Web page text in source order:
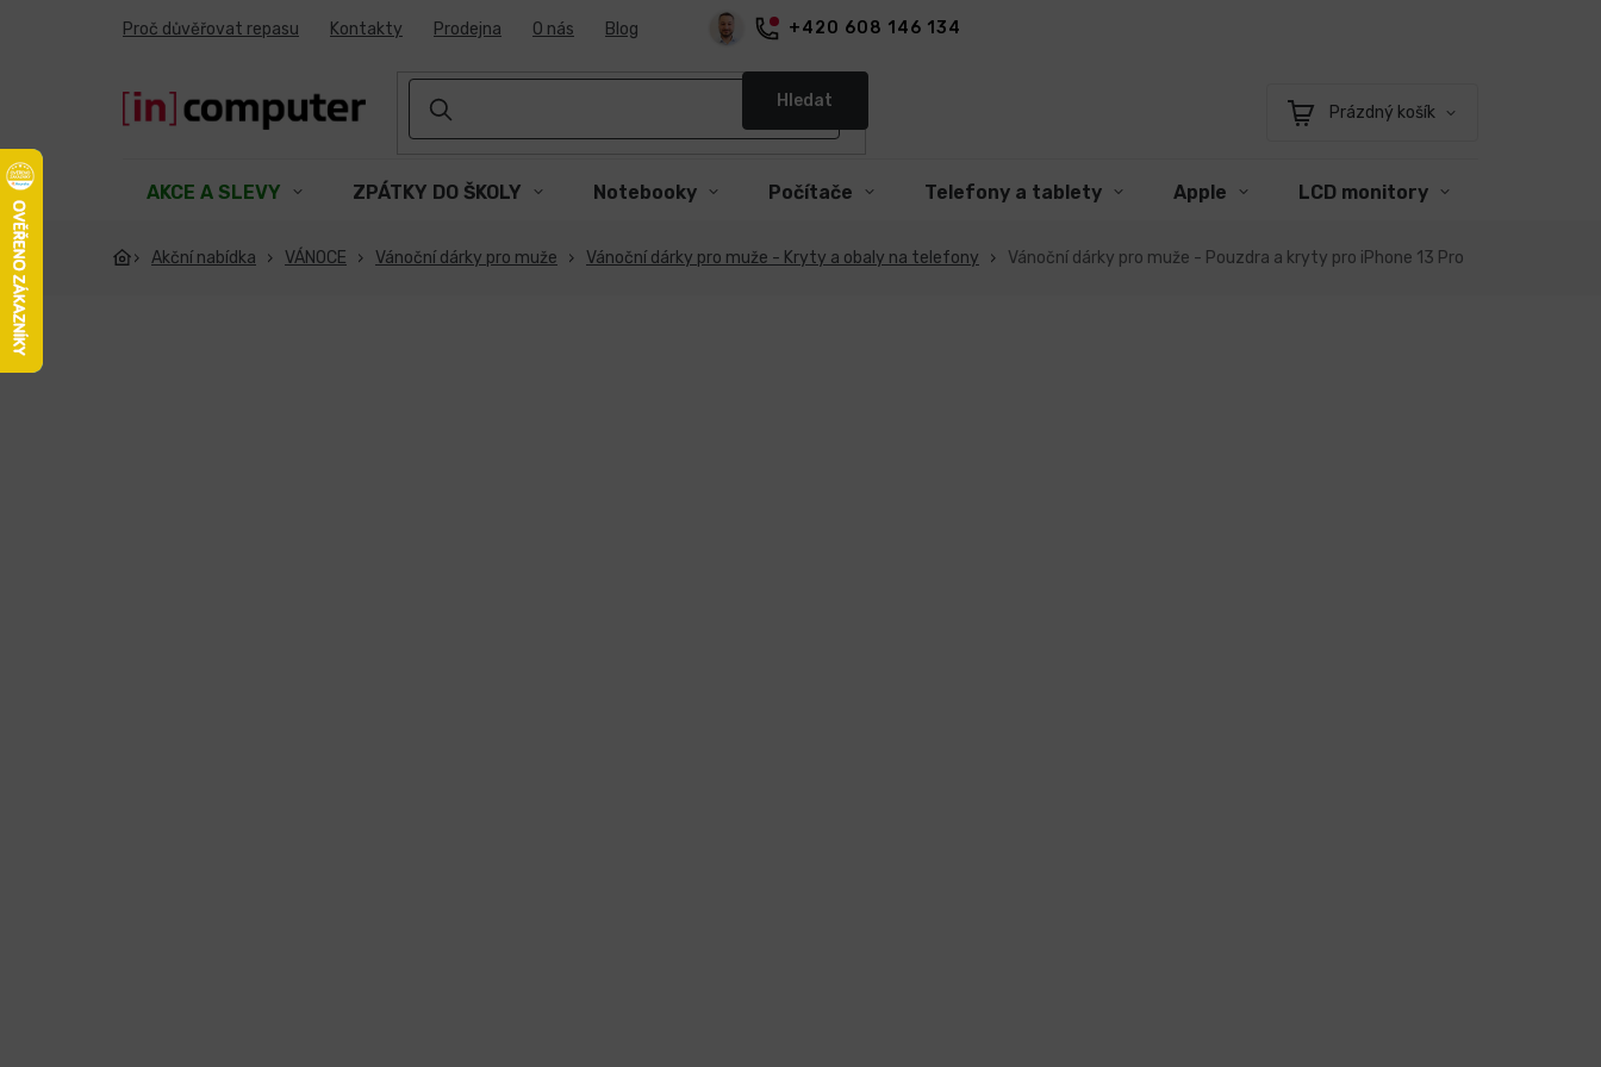
+420 608 146 134
Proč důvěřovat repasu Kontakty Prodejna O nás Blog
Hledat
Nákupní
Prázdný košík
AKCE A SLEVY ZPÁTKY DO ŠKOLY Notebooky Počítače Telefony a tablety Apple LCD monitory
Akční nabídka VÁNOCE Vánoční dárky pro muže Vánoční dárky pro muže - Kryty a obaly na telefony Vánoční dárky pro muže - Pouzdra a kryty pro iPhone 13 Pro